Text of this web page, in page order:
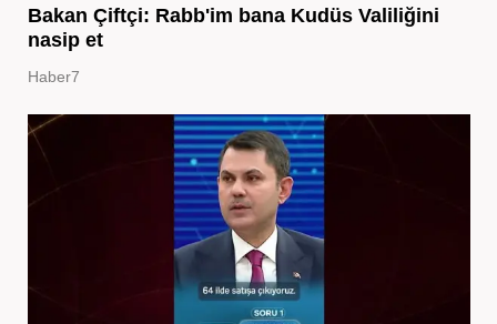
Bakan Çiftçi: Rabb'im bana Kudüs Valiliğini
nasip et
Haber7